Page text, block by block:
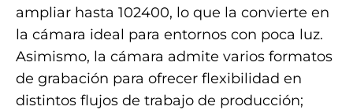
ampliar hasta 102400, lo que la convierte en
la cámara ideal para entornos con poca luz.
Asimismo, la cámara admite varios formatos
de grabación para ofrecer flexibilidad en
distintos flujos de trabajo de producción;